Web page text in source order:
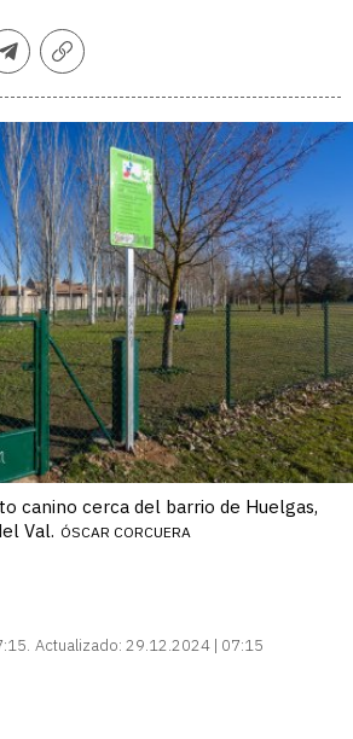
TelegramCopiar
canino cerca del barrio de Huelgas,
Val. ÓSCAR CORCUERA
Actualizado: 29.12.2024 | 07:15